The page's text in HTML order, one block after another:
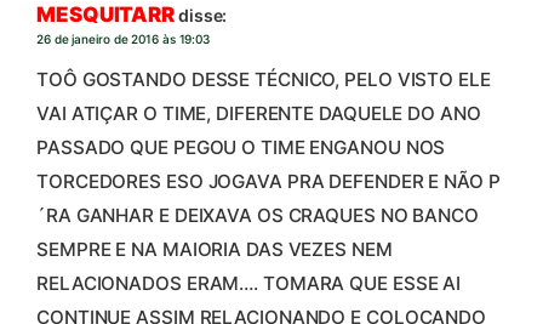
MESQUITARRdisse:
26 de janeiro de 2016 às 19:03
TOÔ GOSTANDO DESSE TÉCNICO, PELO VISTO ELE
VAI ATIÇAR O TIME, DIFERENTE DAQUELE DO ANO
PASSADO QUE PEGOU O TIME ENGANOU NOS
TORCEDORES ESO JOGAVA PRA DEFENDER E NÃO P
´RA GANHAR E DEIXAVA OS CRAQUES NO BANCO
SEMPRE E NA MAIORIA DAS VEZES NEM
RELACIONADOS ERAM…. TOMARA QUE ESSE AI
CONTINUE ASSIM RELACIONANDO E COLOCANDO